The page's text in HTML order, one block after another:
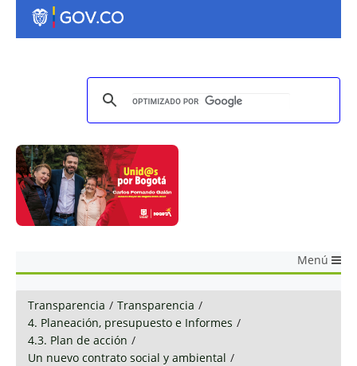
Menú
Transparencia / Transparencia /
4. Planeación, presupuesto e Informes /
4.3. Plan de acción /
Un nuevo contrato social y ambiental /